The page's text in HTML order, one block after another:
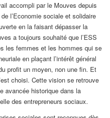
accompli par le Mouves depuis
l’Economie sociale et solidaire
en la faisant dépasser la
a toujours souhaité que l’ESS
les femmes et les hommes qui se
en plaçant l’intérêt général
profit un moyen, non une fin. Et
choisi. Cette vision se retrouve
avancée historique dans la
des entrepreneurs sociaux.